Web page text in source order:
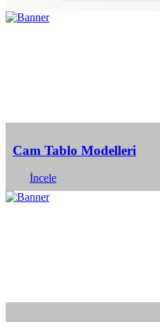
Cam Tablo Modelleri
İncele